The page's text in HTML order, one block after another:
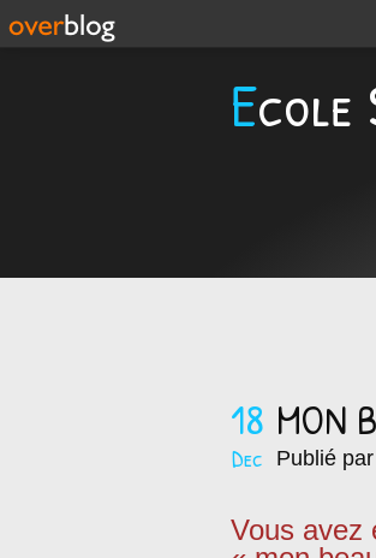
18
Dec
MON
Publié
Vous avez